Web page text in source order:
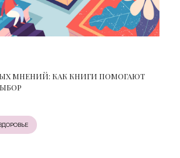
МНЕНИЙ: КАК КНИГИ ПОМОГАЮТ